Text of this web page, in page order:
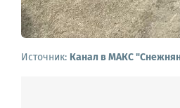
Источник: Канал в МАКС